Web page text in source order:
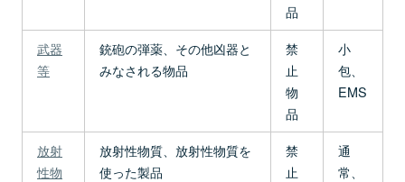
品
武器
等
銃砲の弾薬、その他凶器と
みなされる物品
禁
止
物
品
小
包、
EMS
放射
性物
放射性物質、放射性物質を
使った製品
禁
止
通
常、